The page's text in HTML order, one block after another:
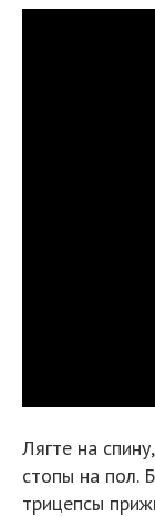
Лягте на
стопы на пол.
трицепсы